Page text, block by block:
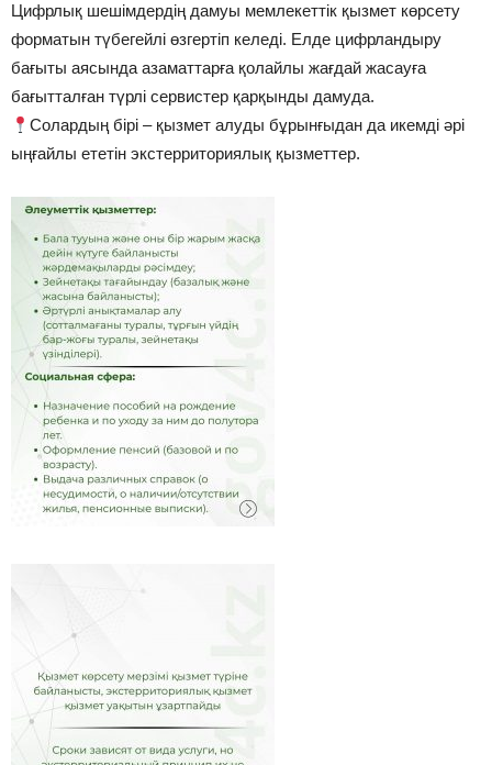
Цифрлық шешімдердің дамуы мемлекеттік қызмет көрсету
форматын түбегейлі өзгертіп келеді. Елде цифрландыру
бағыты аясында азаматтарға қолайлы жағдай жасауға
бағытталған түрлі сервистер қарқынды дамуда.
Солардың бірі – қызмет алуды бұрынғыдан да икемді әрі
ыңғайлы ететін экстерриториялық қызметтер.